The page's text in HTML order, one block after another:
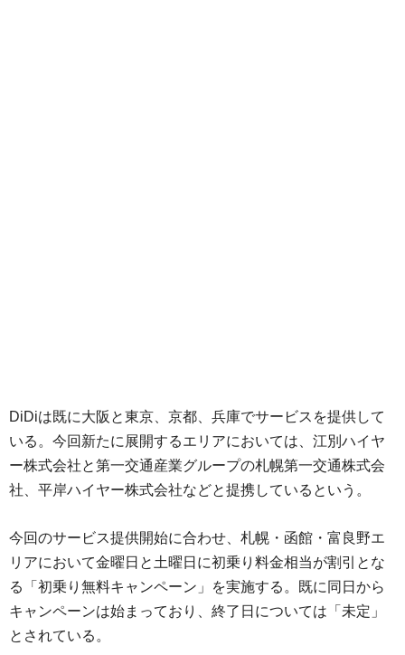
DiDiは既に大阪と東京、京都、兵庫でサービスを提供して
いる。今回新たに展開するエリアにおいては、江別ハイヤ
ー株式会社と第一交通産業グループの札幌第一交通株式会
社、平岸ハイヤー株式会社などと提携しているという。
今回のサービス提供開始に合わせ、札幌・函館・富良野エ
リアにおいて金曜日と土曜日に初乗り料金相当が割引とな
る「初乗り無料キャンペーン」を実施する。既に同日から
キャンペーンは始まっており、終了日については「未定」
とされている。